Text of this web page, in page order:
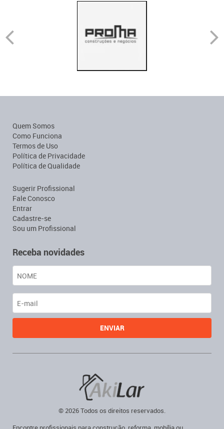
Quem Somos
Como Funciona
Termos de Uso
Política de Privacidade
Política de Qualidade
Sugerir Profissional
Fale Conosco
Entrar
Cadastre-se
Sou um Profissional
Receba novidades
© 2026 Todos os direitos reservados.